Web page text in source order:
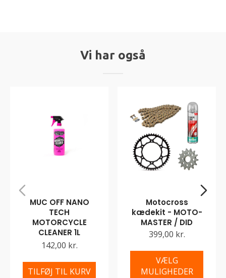
Vi har også
MUC OFF NANO
TECH
MOTORCYCLE
CLEANER 1L
142,00 kr.
TILFØJ TIL KURV
Motocross
kædekit - MOTO-
MASTER / DID
399,00 kr.
VÆLG
MULIGHEDER